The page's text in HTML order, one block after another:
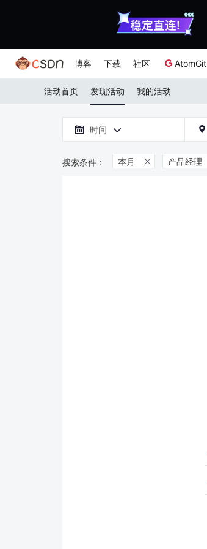
博客 下载 社区 AtomGit
活动首页 发现活动 我的活动
 时间  
本月  产品经理